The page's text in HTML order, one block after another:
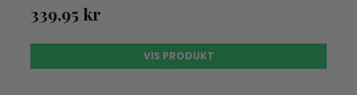
339,95 kr
VIS PRODUKT